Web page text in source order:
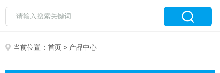
当前位置：首页 > 产品中心